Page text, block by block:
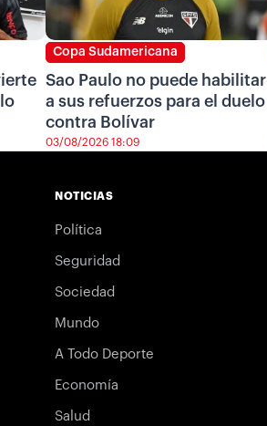
Copa Sudamericana
Sao Paulo no puede habilitar
a sus refuerzos para el duelo
contra Bolívar
03/08/2026 18:09
NOTICIAS
Política
Seguridad
Sociedad
Mundo
A Todo Deporte
Economía
Salud